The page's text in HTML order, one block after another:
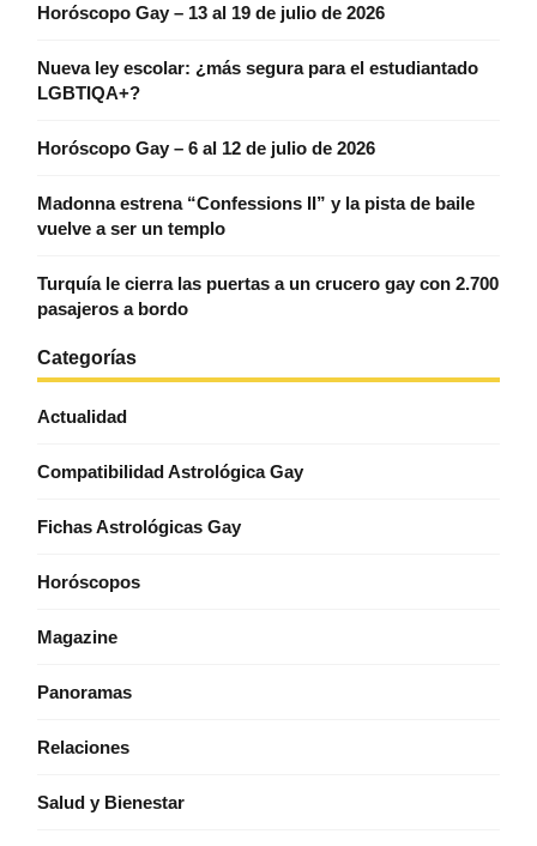
Horóscopo Gay – 13 al 19 de julio de 2026
Nueva ley escolar: ¿más segura para el estudiantado
LGBTIQA+?
Horóscopo Gay – 6 al 12 de julio de 2026
Madonna estrena “Confessions II” y la pista de baile
vuelve a ser un templo
Turquía le cierra las puertas a un crucero gay con 2.700
pasajeros a bordo
Categorías
Actualidad
Compatibilidad Astrológica Gay
Fichas Astrológicas Gay
Horóscopos
Magazine
Panoramas
Relaciones
Salud y Bienestar